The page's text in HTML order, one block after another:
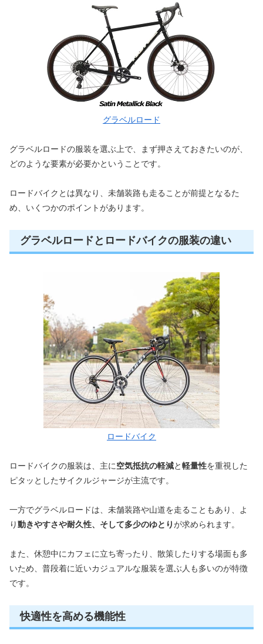
グラベルロード
グラベルロードの服装を選ぶ上で、まず押さえておきたいのが、
どのような要素が必要かということです。
ロードバイクとは異なり、未舗装路も走ることが前提となるた
め、いくつかのポイントがあります。
グラベルロードとロードバイクの服装の違い
ロードバイク
ロードバイクの服装は、主に空気抵抗の軽減と軽量性を重視した
ピタッとしたサイクルジャージが主流です。
一方でグラベルロードは、未舗装路や山道を走ることもあり、よ
り動きやすさや耐久性、そして多少のゆとりが求められます。
また、休憩中にカフェに立ち寄ったり、散策したりする場面も多
いため、普段着に近いカジュアルな服装を選ぶ人も多いのが特徴
です。
快適性を高める機能性